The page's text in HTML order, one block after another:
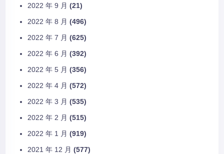
2022 年 9 月 (21)
2022 年 8 月 (496)
2022 年 7 月 (625)
2022 年 6 月 (392)
2022 年 5 月 (356)
2022 年 4 月 (572)
2022 年 3 月 (535)
2022 年 2 月 (515)
2022 年 1 月 (919)
2021 年 12 月 (577)